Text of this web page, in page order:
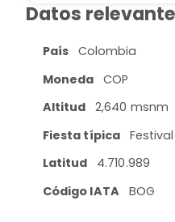
Datos
País Colombia
Moneda COP
Altitud
2,640 msnm
Fiesta típica
Latitud
4.710.989
Código IATA
BOG